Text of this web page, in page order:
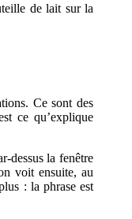
de lait sur la
Ce sont des
ce qu’explique
dessus la fenêtre
voit ensuite, au
: la phrase est